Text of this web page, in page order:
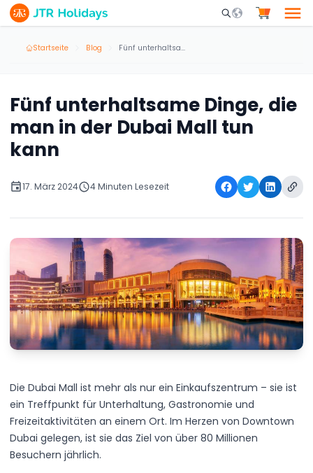
Mobile Search
Startseite Blog Fünf unterhaltsame Dinge, die man in der Dubai Mall tun kann
Fünf unterhaltsame Dinge, die
man in der Dubai Mall tun
kann
17. März 2024 4 Minuten Lesezeit
Die Dubai Mall ist mehr als nur ein Einkaufszentrum – sie ist
ein Treffpunkt für Unterhaltung, Gastronomie und
Freizeitaktivitäten an einem Ort. Im Herzen von Downtown
Dubai gelegen, ist sie das Ziel von über 80 Millionen
Besuchern jährlich.